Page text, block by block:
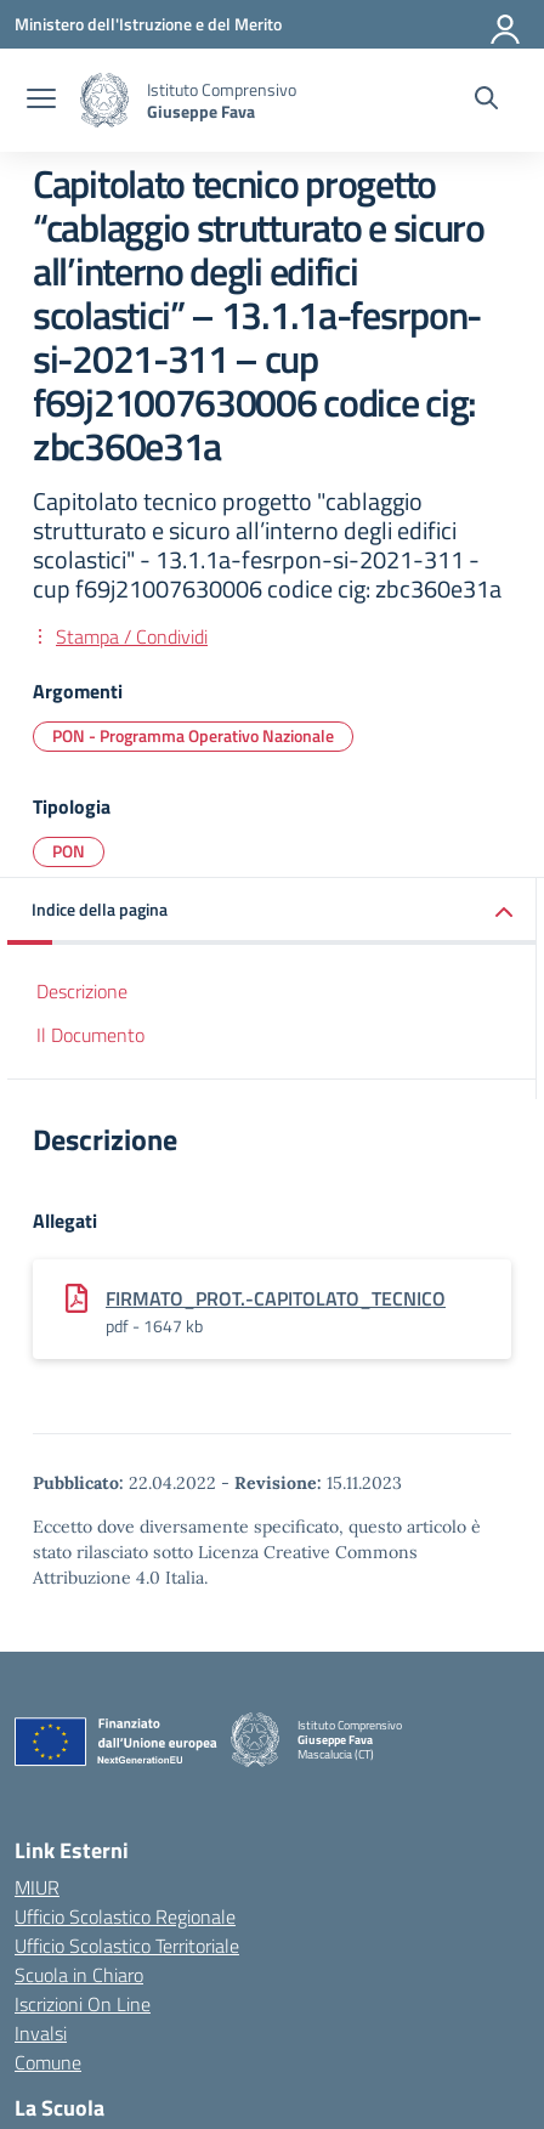
Vai ai contenuti
Vai al menu di navigazione
Vai al footer
Ministero dell'Istruzione e del Merito
Istituto Comprensivo
Giuseppe Fava
Capitolato tecnico progetto
“cablaggio strutturato e sicuro
all’interno degli edifici
scolastici” – 13.1.1a-fesrpon-
si-2021-311 – cup
f69j21007630006 codice cig:
zbc360e31a
Capitolato tecnico progetto "cablaggio
strutturato e sicuro all’interno degli edifici
scolastici" - 13.1.1a-fesrpon-si-2021-311 -
cup f69j21007630006 codice cig: zbc360e31a
Stampa / Condividi
Argomenti
PON - Programma Operativo Nazionale
Tipologia
PON
Indice della pagina
Descrizione
Il Documento
Descrizione
Allegati
FIRMATO_PROT.-CAPITOLATO_TECNICO
pdf - 1647 kb
Pubblicato: 22.04.2022 - Revisione: 15.11.2023
Eccetto dove diversamente specificato, questo articolo è
stato rilasciato sotto Licenza Creative Commons
Attribuzione 4.0 Italia.
Istituto Comprensivo
Giuseppe Fava
Mascalucia (CT)
Link Esterni
MIUR
Ufficio Scolastico Regionale
Ufficio Scolastico Territoriale
Scuola in Chiaro
Iscrizioni On Line
Invalsi
Comune
La Scuola